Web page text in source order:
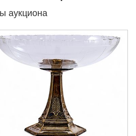
аукциона